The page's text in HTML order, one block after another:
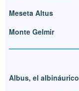
Meseta Altus
Monte Gelmir
Albus, el albináurico